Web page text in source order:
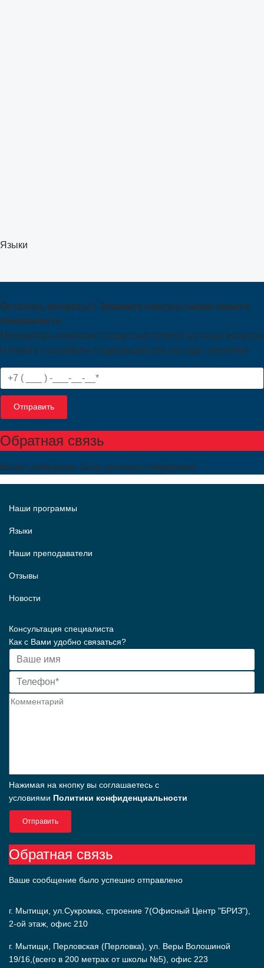
Языки
Остались вопросы? Закажите консультацию нашего
специалиста.
Менеджеры компании с радостью ответят на ваши вопросы
и помогут подобрать подходящий для вас курс обучения
Отправить
Обратная связь
Ваше сообщение было успешно отправлено
Наши программы
Языки
Наши преподаватели
Отзывы
Новости
Консультация специалиста
Как с Вами удобно связаться?
Нажимая на кнопку вы соглашаетесь с
условиями Политики конфиденциальности
Отправить
Обратная связь
Ваше сообщение было успешно отправлено
г. Мытищи, ул.Сукромка, строение 7(Офисный Центр "БРИЗ"),
2-ой этаж, офис 210
г. Мытищи, Перловская (Перловка), ул. Веры Волошиной
19/16,(всего в 200 метрах от школы №5), офис 223